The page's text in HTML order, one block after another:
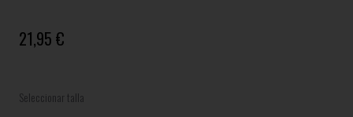
21,95 €
Seleccionar talla